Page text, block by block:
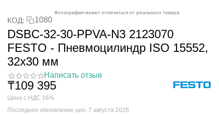
Фотография может отличаться от реального товара
КОД: 1080
DSBC-32-30-PPVA-N3 2123070
FESTO - Пневмоцилиндр ISO 15552,
32x30 мм
Написать отзыв
₸109 395
Цена с НДС 16%
Последнее обновление цен: 7 августа 2026